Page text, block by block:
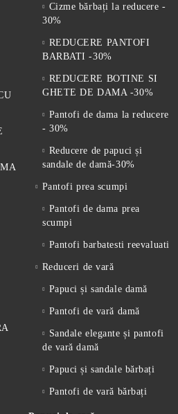
Cizme bărbați la reducere -
30%
REDUCERE PANTOFI
BARBATI -30%
REDUCERE BOTINE SI
GHETE DE DAMA -30%
Pantofi de dama la reducere
- 30%
Reducere de papuci și
sandale de damă-30%
Pantofi prea scumpi
Pantofi de dama prea
scumpi
Pantofi barbatesti reevaluati
Reduceri de vară
Papuci și sandale damă
Pantofi de vară damă
Sandale elegante și pantofi
de vară damă
Papuci și sandale bărbați
Pantofi de vară bărbați